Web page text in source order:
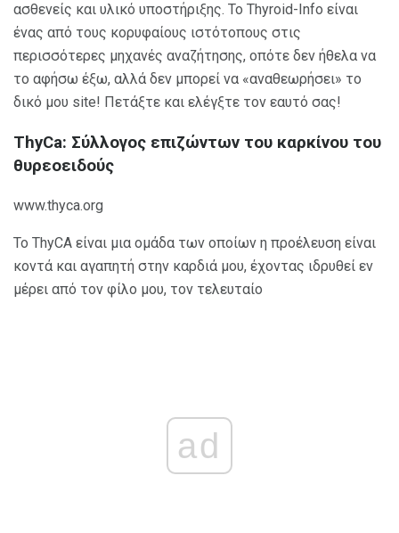
ασθενείς και υλικό υποστήριξης. Το Thyroid-Info είναι
ένας από τους κορυφαίους ιστότοπους στις
περισσότερες μηχανές αναζήτησης, οπότε δεν ήθελα να
το αφήσω έξω, αλλά δεν μπορεί να «αναθεωρήσει» το
δικό μου site! Πετάξτε και ελέγξτε τον εαυτό σας!
ThyCa: Σύλλογος επιζώντων του καρκίνου του
θυρεοειδούς
www.thyca.org
Το ThyCA είναι μια ομάδα των οποίων η προέλευση είναι
κοντά και αγαπητή στην καρδιά μου, έχοντας ιδρυθεί εν
μέρει από τον φίλο μου, τον τελευταίο
ad